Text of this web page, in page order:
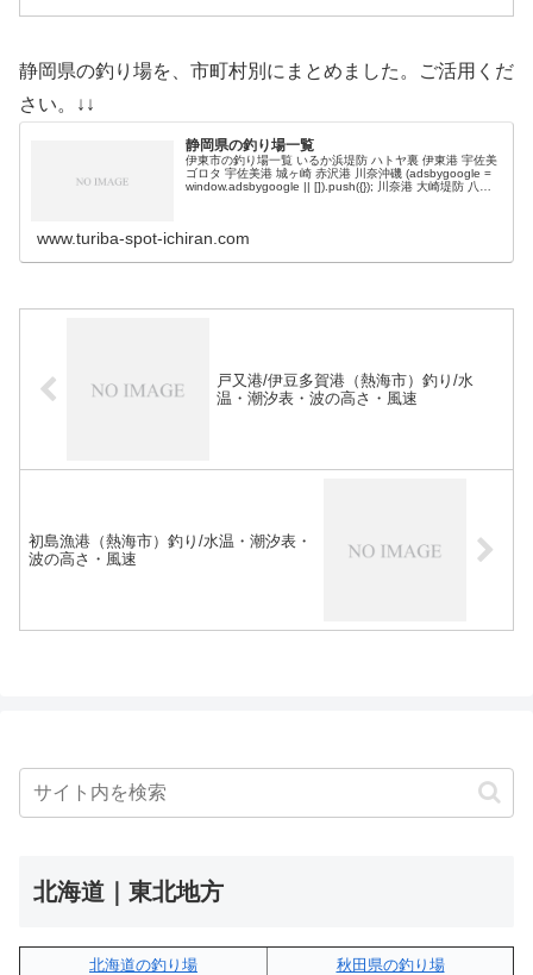
静岡県の釣り場を、市町村別にまとめました。ご活用くだ
さい。↓↓
静岡県の釣り場一覧
伊東市の釣り場一覧 いるか浜堤防 ハトヤ裏 伊東港 宇佐美
ゴロタ 宇佐美港 城ヶ崎 赤沢港 川奈沖磯 (adsbygoogle =
window.adsbygoogle || []).push({}); 川奈港 大崎堤防 八幡
www.turiba-spot-ichiran.com
戸又港/伊豆多賀港（熱海市）釣り/水
温・潮汐表・波の高さ・風速
初島漁港（熱海市）釣り/水温・潮汐表・
波の高さ・風速
北海道｜東北地方
北海道の釣り場
秋田県の釣り場